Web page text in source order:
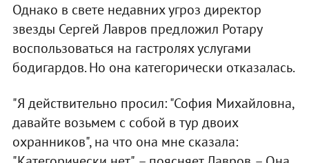
Однако в свете недавних угроз директор
звезды Сергей Лавров предложил Ротару
воспользоваться на гастролях услугами
бодигардов. Но она категорически отказалась.
"Я действительно просил: "София Михайловна,
давайте возьмем с собой в тур двоих
охранников", на что она мне сказала: